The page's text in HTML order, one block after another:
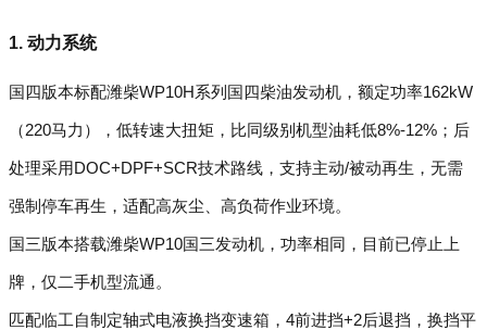
1. 动力系统
国四版本标配潍柴WP10H系列国四柴油发动机，额定功率162kW
（220马力），低转速大扭矩，比同级别机型油耗低8%-12%；后
处理采用DOC+DPF+SCR技术路线，支持主动/被动再生，无需
强制停车再生，适配高灰尘、高负荷作业环境。
国三版本搭载潍柴WP10国三发动机，功率相同，目前已停止上
牌，仅二手机型流通。
匹配临工自制定轴式电液换挡变速箱，4前进挡+2后退挡，换挡平